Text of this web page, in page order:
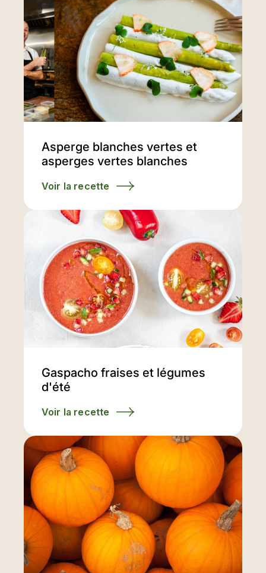
Asperge blanches vertes et
asperges vertes blanches
Voir la recette
Gaspacho fraises et légumes
d'été
Voir la recette